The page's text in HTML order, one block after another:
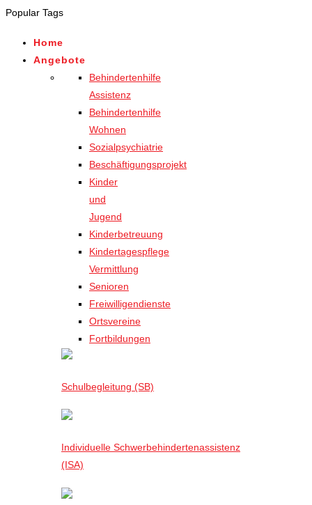
Popular Tags
Home
Angebote
Behindertenhilfe
Assistenz
Behindertenhilfe
Wohnen
Sozialpsychiatrie
Beschäftigungsprojekt
Kinder
und
Jugend
Kinderbetreuung
Kindertagespflege
Vermittlung
Senioren
Freiwilligendienste
Ortsvereine
Fortbildungen
Schulbegleitung (SB)
Individuelle Schwerbehindertenassistenz
(ISA)